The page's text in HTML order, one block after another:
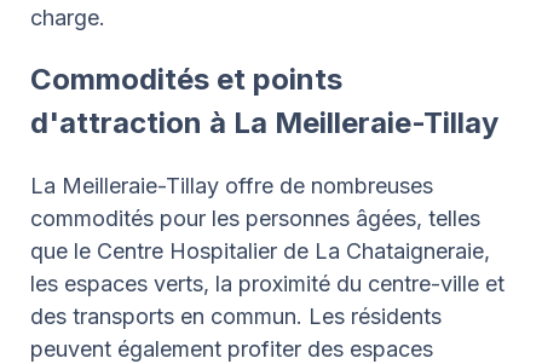
charge.
Commodités et points
d'attraction à La Meilleraie-Tillay
La Meilleraie-Tillay offre de nombreuses
commodités pour les personnes âgées, telles
que le Centre Hospitalier de La Chataigneraie,
les espaces verts, la proximité du centre-ville et
des transports en commun. Les résidents
peuvent également profiter des espaces